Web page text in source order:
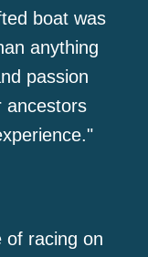
boat was
anything
passion
ancestors
of racing on